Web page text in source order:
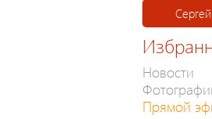
Новости
Прямой